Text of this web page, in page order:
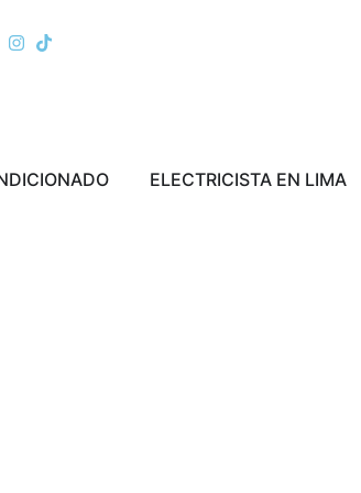
Abrir AIRE ACONDICIONADO
ELECTRICISTA EN LIMA